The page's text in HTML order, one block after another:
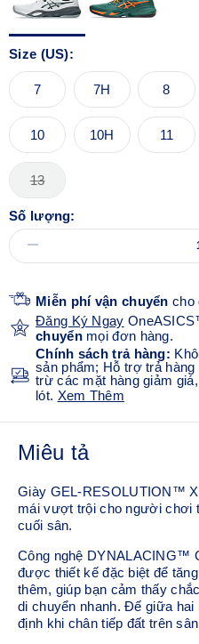
Size (US):
7 7H 8
10 10H 11
13
Số lượng:
Miễn phí vận chuyển cho
Đăng Ký Ngay
chuyểnmọi đơn hàng.
Chính sách trả hàng:
sản phẩm; Hỗ trợ trả
trừ các mặt hàng giảm
lót. Xem Thêm
Miêu tả
Giày GEL-RESOLUTION™
mái vượt trội cho người chơi
cuối sân.
Công nghệ DYNALACING™
được thiết kế đặc biệt để
thêm, giúp bạn cảm thấy
di chuyển nhanh. Đế giữa
định khi chân tiếp đất trên